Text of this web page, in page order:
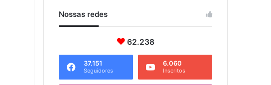
Nossas redes
62.238
37.151
Seguidores
6.060
Inscritos